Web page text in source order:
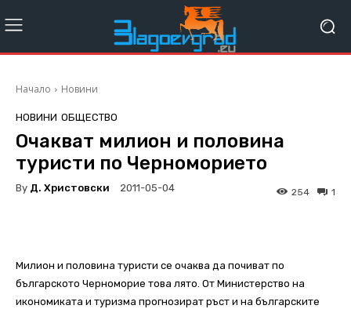
Начало Новини
НОВИНИ ОБЩЕСТВО
Очакват милион и половина
туристи по Черноморието
By Д. Христовски 2011-05-04 1
254
Милион и половина туристи се очаква да почиват по
българското Черноморие това лято. От Министерство на
икономиката и туризма прогнозират ръст и на българските